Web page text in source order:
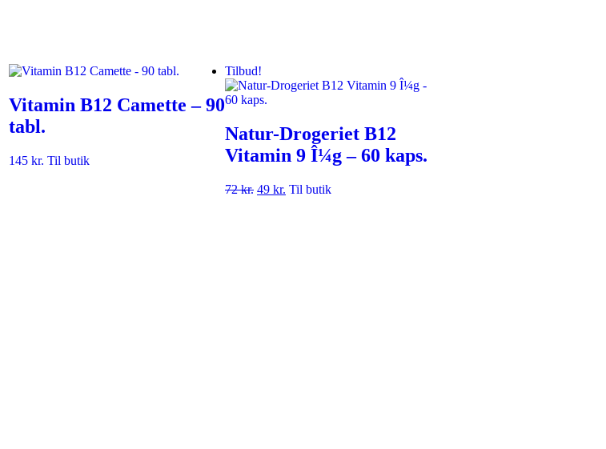
Vitamin B12 Camette – 90
tabl.
145 kr. Til butik
Tilbud!
Natur-Drogeriet B12
Vitamin 9 Î¼g – 60 kaps.
72kr. 49 kr. Til butik